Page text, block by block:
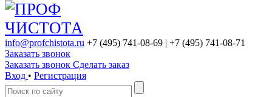
info@profchistota.ru +7 (495) 741-08-69 | +7 (495) 741-08-71
Заказать звонок
Заказать звонок Сделать заказ
Вход • Регистрация